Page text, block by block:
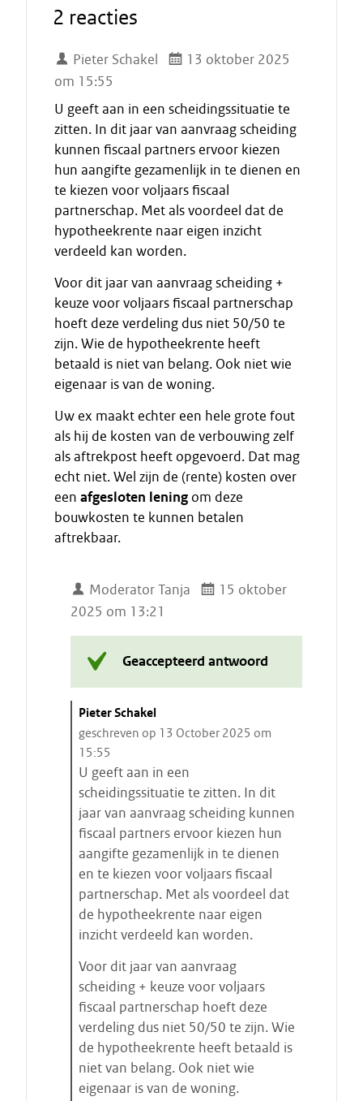
2 reacties
Pieter Schakel
13 oktober 2025
om 15:55
U geeft aan in een scheidingssituatie te
zitten. In dit jaar van aanvraag scheiding
kunnen fiscaal partners ervoor kiezen
hun aangifte gezamenlijk in te dienen en
te kiezen voor voljaars fiscaal
partnerschap. Met als voordeel dat de
hypotheekrente naar eigen inzicht
verdeeld kan worden.
Voor dit jaar van aanvraag scheiding +
keuze voor voljaars fiscaal partnerschap
hoeft deze verdeling dus niet 50/50 te
zijn. Wie de hypotheekrente heeft
betaald is niet van belang. Ook niet wie
eigenaar is van de woning.
Uw ex maakt echter een hele grote fout
als hij de kosten van de verbouwing zelf
als aftrekpost heeft opgevoerd. Dat mag
echt niet. Wel zijn de (rente) kosten over
een afgesloten lening om deze
bouwkosten te kunnen betalen
aftrekbaar.
Moderator Tanja
15 oktober
2025 om 13:21
Geaccepteerd antwoord
C
i
t
a
a
t
s
t
a
e
Pieter Schakel
geschreven op 13 October 2025 om
15:55
U geeft aan in een
scheidingssituatie te zitten. In dit
jaar van aanvraag scheiding kunnen
fiscaal partners ervoor kiezen hun
aangifte gezamenlijk in te dienen
en te kiezen voor voljaars fiscaal
partnerschap. Met als voordeel dat
de hypotheekrente naar eigen
inzicht verdeeld kan worden.
Voor dit jaar van aanvraag
scheiding + keuze voor voljaars
fiscaal partnerschap hoeft deze
verdeling dus niet 50/50 te zijn. Wie
de hypotheekrente heeft betaald is
niet van belang. Ook niet wie
eigenaar is van de woning.